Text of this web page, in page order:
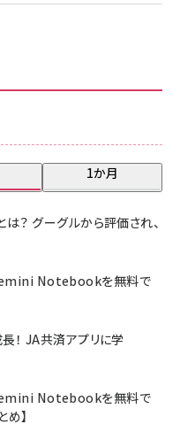
1か月
？ グーグルから評価され、
Notebookを無料で
！ JA共済アプリに学
Notebookを無料で
】